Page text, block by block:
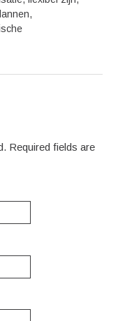
,
Required fields are